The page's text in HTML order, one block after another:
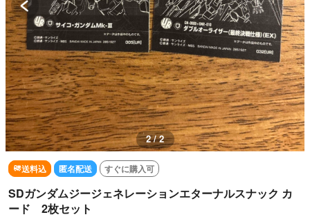
2 / 2
送料込 匿名配送 すぐに購入可
SDガンダムジージェネレーションエターナルスナック カ
ード 2枚セット